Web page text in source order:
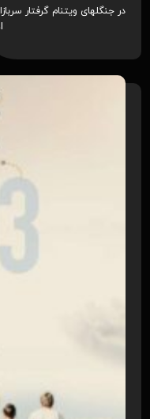
در جنگل‎های ویتنام گرفتار سربازان ویتنامی می‎شوند و…